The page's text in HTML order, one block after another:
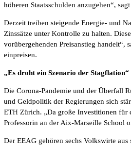
höheren Staatsschulden anzugehen“,
Derzeit treiben steigende Energie- und
Zinssätze unter Kontrolle zu halten.
vorübergehenden Preisanstieg handelt“,
einpreisen.
„Es droht ein Szenario der Stagflation“
Die Corona-Pandemie und der Überfall
und Geldpolitik der Regierungen sich
ETH Zürich. „Da große Investitionen für
Professorin an der Aix-Marseille School
Der EEAG gehören sechs Volkswirte